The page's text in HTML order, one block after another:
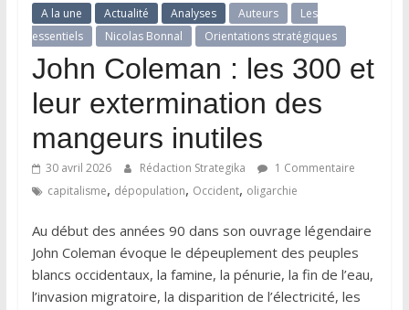
A la une Actualité Analyses Auteurs
Les
essentiels
Nicolas Bonnal Orientations stratégiques
John Coleman : les 300 et
leur extermination des
mangeurs inutiles
30 avril 2026 Rédaction Strategika
1 Commentaire
capitalisme, dépopulation, Occident, oligarchie
Au début des années 90 dans son ouvrage légendaire
John Coleman évoque le dépeuplement des peuples
blancs occidentaux, la famine, la pénurie, la fin de l’eau,
l’invasion migratoire, la disparition de l’électricité, les